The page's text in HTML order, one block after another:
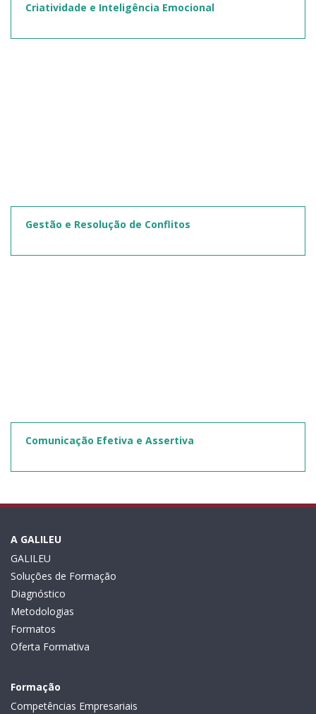
Criatividade e Inteligência Emocional
Gestão e Resolução de Conflitos
Comunicação Efetiva e Assertiva
A GALILEU
GALILEU
Soluções de Formação
Diagnóstico
Metodologias
Formatos
Oferta Formativa
Formação
Competências Empresariais